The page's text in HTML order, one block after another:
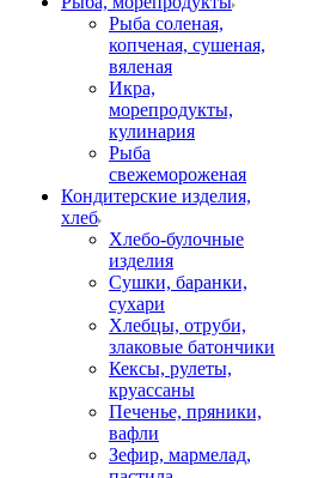
Рыба соленая,
копченая, сушеная,
вяленая
Икра,
морепродукты,
кулинария
Рыба
свежемороженая
Кондитерские изделия,
хлеб
Хлебо-булочные
изделия
Сушки, баранки,
сухари
Хлебцы, отруби,
злаковые батончики
Кексы, рулеты,
круассаны
Печенье, пряники,
вафли
Зефир, мармелад,